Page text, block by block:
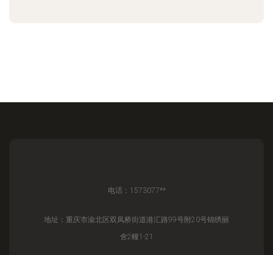
电话：1573077**
地址：重庆市渝北区双凤桥街道港汇路99号附20号锦绣丽
舍2幢1-21